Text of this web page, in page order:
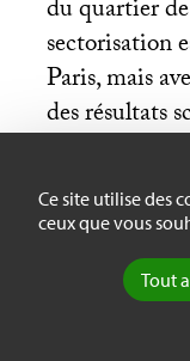
Ce site utilise des
ceux que vous
Tout
du quartier
sectorisation
Paris, mais
des résultats
critère
division
métropole, ce
élèves
homogénéité